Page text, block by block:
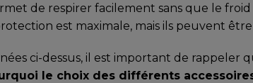
de respirer facilement sans que le
est maximale, mais ils peuvent
ci-dessus, il est important de rappeler
le choix des différents